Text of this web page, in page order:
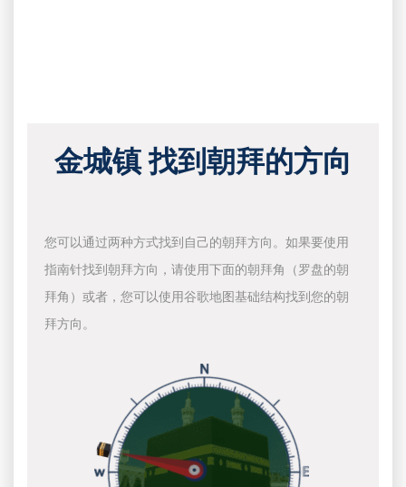
金城镇 找到朝拜的方向
您可以通过两种方式找到自己的朝拜方向。如果要使用
指南针找到朝拜方向，请使用下面的朝拜角（罗盘的朝
拜角）或者，您可以使用谷歌地图基础结构找到您的朝
拜方向。